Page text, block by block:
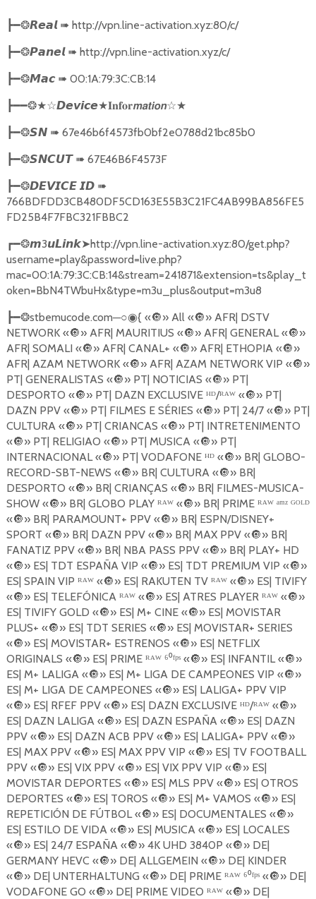
┣━❂𝙍𝙚𝙖𝙡 ➠ http://vpn.line-activation.xyz:80/c/
┣━❂𝙋𝙖𝙣𝙚𝙡 ➠ http://vpn.line-activation.xyz/c/
┣━❂𝙈𝙖𝙘 ➠ 00:1A:79:3C:CB:14
┣━━❂★☆𝘿𝙚𝙫𝙞𝙘𝙚★𝐈𝐧𝐟𝐨𝐫𝙢𝙖𝙩𝙞𝙤𝙣☆★
┣━❂𝙎𝙉 ➠ 67e46b6f4573fb0bf2e0788d21bc85b0
┣━❂𝙎𝙉𝘾𝙐𝙏 ➠ 67E46B6F4573F
┣━❂𝘿𝙀𝙑𝙄𝘾𝙀 𝙄𝘿 ➠
766BDFDD3CB480DF5CD163E55B3C21FC4AB99BA856FE5
FD25B4F7FBC321FBBC2
┏━❂𝙢3𝙪𝙇𝙞𝙣𝙠➤http://vpn.line-activation.xyz:80/get.php?
username=play&password=live.php?
mac=00:1A:79:3C:CB:14&stream=241871&extension=ts&play_t
oken=BbN4TWbuHx&type=m3u_plus&output=m3u8
┣━❂stbemucode.com─○◉{ «🔘» All «🔘» AFR| DSTV
NETWORK «🔘» AFR| MAURITIUS «🔘» AFR| GENERAL «🔘»
AFR| SOMALI «🔘» AFR| CANAL+ «🔘» AFR| ETHOPIA «🔘»
AFR| AZAM NETWORK «🔘» AFR| AZAM NETWORK VIP «🔘»
PT| GENERALISTAS «🔘» PT| NOTICIAS «🔘» PT|
DESPORTO «🔘» PT| DAZN EXCLUSIVE ᴴᴰ/ᴿᴬᵂ «🔘» PT|
DAZN PPV «🔘» PT| FILMES E SÉRIES «🔘» PT| 24/7 «🔘» PT|
CULTURA «🔘» PT| CRIANCAS «🔘» PT| INTRETENIMENTO
«🔘» PT| RELIGIAO «🔘» PT| MUSICA «🔘» PT|
INTERNACIONAL «🔘» PT| VODAFONE ᴴᴰ «🔘» BR| GLOBO-
RECORD-SBT-NEWS «🔘» BR| CULTURA «🔘» BR|
DESPORTO «🔘» BR| CRIANÇAS «🔘» BR| FILMES-MUSICA-
SHOW «🔘» BR| GLOBO PLAY ᴿᴬᵂ «🔘» BR| PRIME ᴿᴬᵂ ᵃᵐᶻ ᴳᴼᴸᴰ
«🔘» BR| PARAMOUNT+ PPV «🔘» BR| ESPN/DISNEY+
SPORT «🔘» BR| DAZN PPV «🔘» BR| MAX PPV «🔘» BR|
FANATIZ PPV «🔘» BR| NBA PASS PPV «🔘» BR| PLAY+ HD
«🔘» ES| TDT ESPAÑA VIP «🔘» ES| TDT PREMIUM VIP «🔘»
ES| SPAIN VIP ᴿᴬᵂ «🔘» ES| RAKUTEN TV ᴿᴬᵂ «🔘» ES| TIVIFY
«🔘» ES| TELEFÓNICA ᴿᴬᵂ «🔘» ES| ATRES PLAYER ᴿᴬᵂ «🔘»
ES| TIVIFY GOLD «🔘» ES| M+ CINE «🔘» ES| MOVISTAR
PLUS+ «🔘» ES| TDT SERIES «🔘» ES| MOVISTAR+ SERIES
«🔘» ES| MOVISTAR+ ESTRENOS «🔘» ES| NETFLIX
ORIGINALS «🔘» ES| PRIME ᴿᴬᵂ ⁶⁰ᶠᵖˢ «🔘» ES| INFANTIL «🔘»
ES| M+ LALIGA «🔘» ES| M+ LIGA DE CAMPEONES VIP «🔘»
ES| M+ LIGA DE CAMPEONES «🔘» ES| LALIGA+ PPV VIP
«🔘» ES| RFEF PPV «🔘» ES| DAZN EXCLUSIVE ᴴᴰ/ᴿᴬᵂ «🔘»
ES| DAZN LALIGA «🔘» ES| DAZN ESPAÑA «🔘» ES| DAZN
PPV «🔘» ES| DAZN ACB PPV «🔘» ES| LALIGA+ PPV «🔘»
ES| MAX PPV «🔘» ES| MAX PPV VIP «🔘» ES| TV FOOTBALL
PPV «🔘» ES| VIX PPV «🔘» ES| VIX PPV VIP «🔘» ES|
MOVISTAR DEPORTES «🔘» ES| MLS PPV «🔘» ES| OTROS
DEPORTES «🔘» ES| TOROS «🔘» ES| M+ VAMOS «🔘» ES|
REPETICIÓN DE FÚTBOL «🔘» ES| DOCUMENTALES «🔘»
ES| ESTILO DE VIDA «🔘» ES| MUSICA «🔘» ES| LOCALES
«🔘» ES| 24/7 ESPAÑA «🔘» 4K UHD 3840P «🔘» DE|
GERMANY HEVC «🔘» DE| ALLGEMEIN «🔘» DE| KINDER
«🔘» DE| UNTERHALTUNG «🔘» DE| PRIME ᴿᴬᵂ ⁶⁰ᶠᵖˢ «🔘» DE|
VODAFONE GO «🔘» DE| PRIME VIDEO ᴿᴬᵂ «🔘» DE|